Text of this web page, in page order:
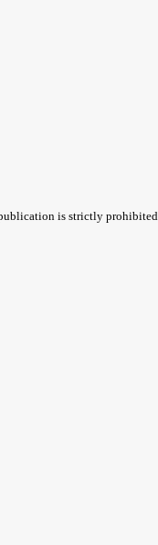
is strictly